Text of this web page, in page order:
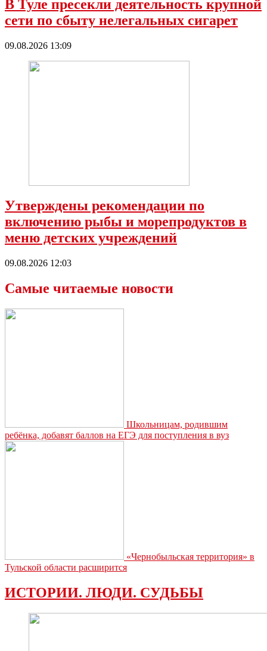
В Туле пресекли деятельность крупной
сети по сбыту нелегальных сигарет
09.08.2026 13:09
Утверждены рекомендации по
включению рыбы и морепродуктов в
меню детских учреждений
09.08.2026 12:03
Самые читаемые новости
Школьницам, родившим
ребёнка, добавят баллов на ЕГЭ для поступления в вуз
«Чернобыльская территория» в
Тульской области расширится
ИСТОРИИ. ЛЮДИ. СУДЬБЫ